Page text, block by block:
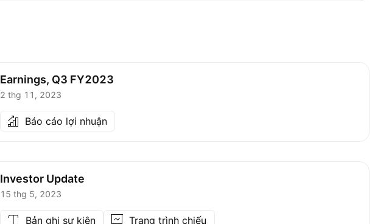
Earnings, Q3 FY2023
2 thg 11, 2023
Báo cáo lợi nhuận
Investor Update
15 thg 5, 2023
Bản ghi sự kiện Trang trình chiếu